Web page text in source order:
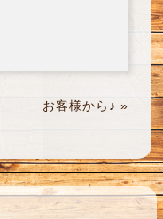
お客様から♪ »